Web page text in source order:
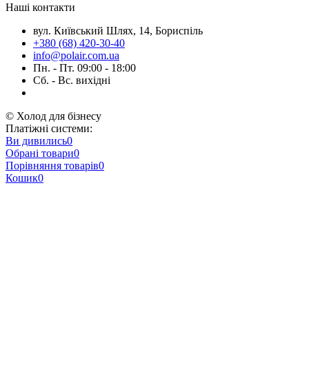
Наші контакти
вул. Київський Шлях, 14, Бориспіль
+380 (68) 420-30-40
info@polair.com.ua
Пн. - Пт. 09:00 - 18:00
Сб. - Вс. вихідні
© Холод для бізнесу
Платіжні системи:
Ви дивились0
Обрані товари0
Порівняння товарів0
Кошик0